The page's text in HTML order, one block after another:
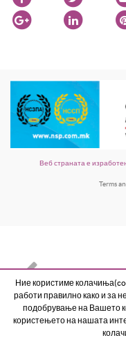
Веб страната е
Terms
Ние користиме
работи правилно како и за
подобрување на Вашето
користењето на нашата